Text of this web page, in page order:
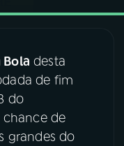
desta
de fim
do
chance de
grandes do